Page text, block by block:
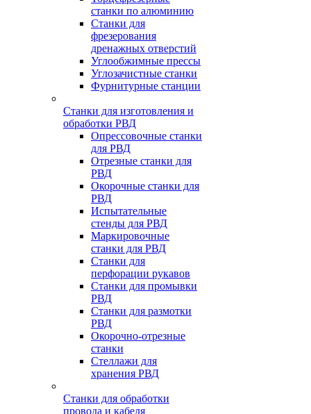
станки по алюминию
Станки для
фрезерования
дренажных отверстий
Углообжимные прессы
Углозачистные станки
Фурнитурные станции
Станки для изготовления и
обработки РВД
Опрессовочные станки
для РВД
Отрезные станки для
РВД
Окорочные станки для
РВД
Испытательные
стенды для РВД
Маркировочные
станки для РВД
Станки для
перфорации рукавов
Станки для промывки
РВД
Станки для размотки
РВД
Окорочно-отрезные
станки
Стеллажи для
хранения РВД
Станки для обработки
провода и кабеля